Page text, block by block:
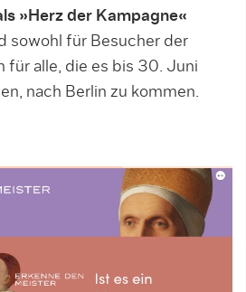
»Herz der Kampagne«
sowohl für Besucher der
für alle, die es bis 30. Juni
nach Berlin zu kommen.